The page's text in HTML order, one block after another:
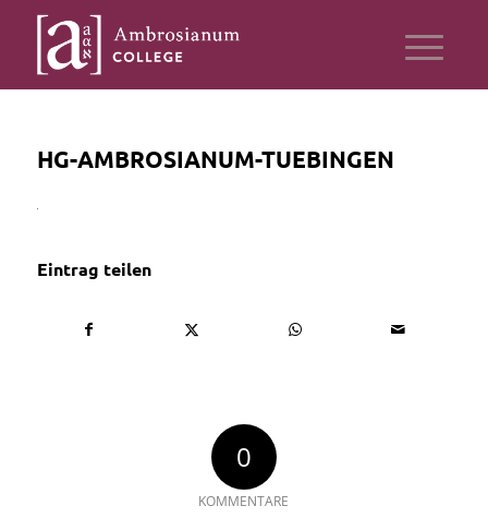
HG-AMBROSIANUM-TUEBINGEN
Eintrag teilen
0
KOMMENTARE